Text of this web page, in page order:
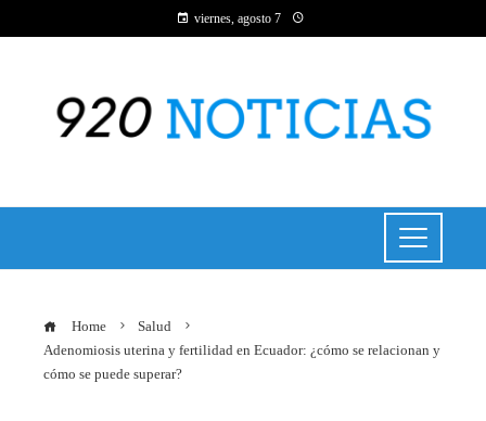
viernes, agosto 7
Home
Salud
Adenomiosis uterina y fertilidad en Ecuador: ¿cómo se relacionan y
cómo se puede superar?